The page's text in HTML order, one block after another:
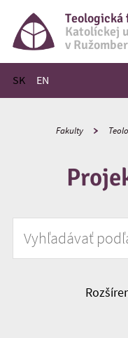
Katolíckej
v
SK EN
Hlavné menu
Fakulty
Vyhľadávať podľa
Zobraziť